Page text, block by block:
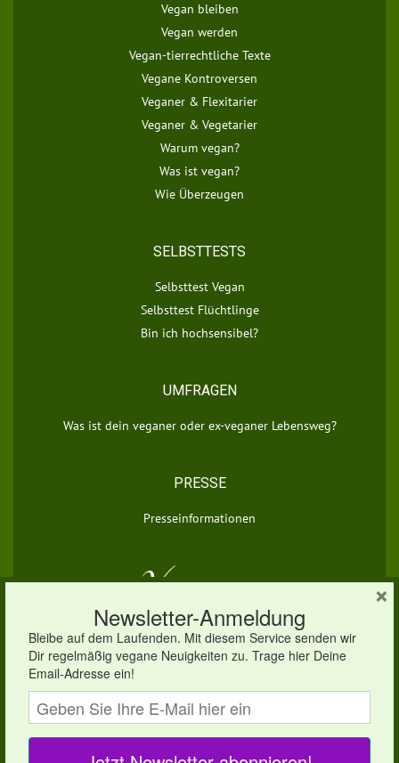
Vegan bleiben
Vegan werden
Vegan-tierrechtliche Texte
Vegane Kontroversen
Veganer & Flexitarier
Veganer & Vegetarier
Warum vegan?
Was ist vegan?
Wie Überzeugen
SELBSTTESTS
Selbsttest Vegan
Selbsttest Flüchtlinge
Bin ich hochsensibel?
UMFRAGEN
Was ist dein veganer oder ex-veganer Lebensweg?
PRESSE
Presseinformationen
© 2026 vegan.eu | Dein veganes Infoportal
Um unsere Webseite für Sie optimal zu gestalten und
fortlaufend verbessern zu können, verwenden wir Cookies.
×